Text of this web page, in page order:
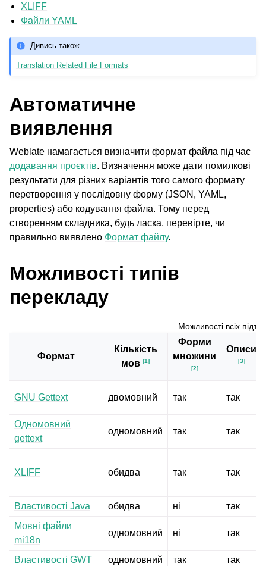
navigation of Настанови з налаштовування
XLIFF
Файли YAML
Дивись також
Translation Related File Formats
Автоматичне
виявлення
Weblate намагається визначити формат файла під час
додавання проєктів. Визначення може дати помилкові
результати для різних варіантів того самого формату
перетворення у послідовну форму (JSON, YAML,
properties) або кодування файла. Тому перед
створенням складника, будь ласка, перевірте, чи
правильно виявлено Формат файлу.
Можливості типів
перекладу
Можливості всіх
Формат
Кількість
мов [1]
Форми
множини
[2]
Описи
[3]
GNU Gettext двомовний так так
Одномовний
gettext
одномовний так так
XLIFF обидва так так
Властивості Java обидва ні
так
Мовні файли
mi18n
одномовний ні так
Властивості GWT одномовний так
так